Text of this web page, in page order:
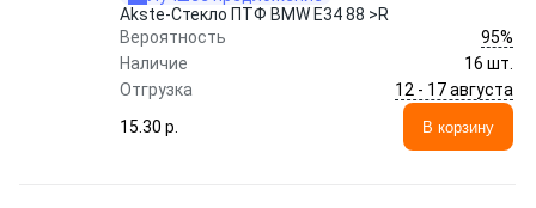
Akste-Стекло ПТФ BMW E34 88 >R
Вероятность
95%
Наличие
16 шт.
Отгрузка
12 - 17 августа
15.30 p.
В корзину